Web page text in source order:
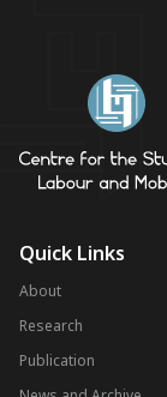
Quick Links
About
Research
Publication